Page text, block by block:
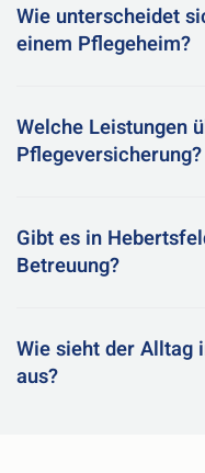
Wie unterscheidet
einem Pflegeheim?
Welche Leistungen
Pflegeversicherung?
Gibt es in
Betreuung?
Wie sieht der Alltag
aus?